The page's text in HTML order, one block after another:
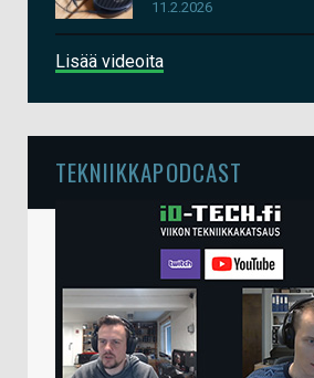
11.2.2026
Lisää videoita
TEKNIIKKAPODCAST